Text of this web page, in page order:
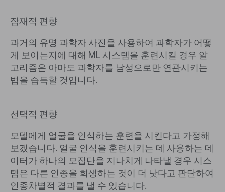
잠재적 편향
과거의 유명 과학자 사진을 사용하여 과학자가 어떻
게 보이는지에 대해 ML 시스템을 훈련시킬 경우 알
고리즘은 아마도 과학자를 남성으로만 연관시키는
법을 습득할 것입니다.
선택적 편향
모델에게 얼굴을 인식하는 훈련을 시킨다고 가정해
보겠습니다. 얼굴 인식을 훈련시키는 데 사용하는 데
이터가 하나의 모집단을 지나치게 나타낼 경우 시스
템은 다른 인종을 희생하는 것이 더 낫다고 판단하여
인종차별적 결과를 낼 수 있습니다.